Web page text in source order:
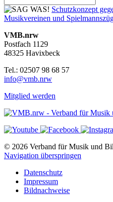
Schutzkonzept
Musikvereinen und
VMB.nrw
Postfach 1129
48325 Havixbeck
Tel.: 02507 98 68 57
info@vmb.nrw
Mitglied werden
© 2026 Verband für Musik und
Navigation überspringen
Datenschutz
Impressum
Bildnachweise